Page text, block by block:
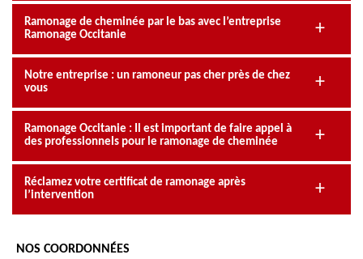
Ramonage de cheminée par le bas avec l’entreprise
Ramonage Occitanie
Notre entreprise : un ramoneur pas cher près de chez
vous
Ramonage Occitanie : Il est important de faire appel à
des professionnels pour le ramonage de cheminée
Réclamez votre certificat de ramonage après
l’intervention
NOS COORDONNÉES